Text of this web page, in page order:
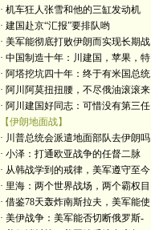
· 机车狂人张雪和他的三缸发动机
· 建国赴京“汇报”要排队哟
· 美军能彻底打败伊朗而实现长期战
· 中国制造十年：川建国，苹果，特
· 阿塔挖坑四十年：终于有米国总统
· 阿川阿莫扭扭腰，不尽俄油滚滚来
· 阿川建国好同志：可惜没有第三任
【伊朗地面战】
· 川普总统会派遣地面部队去伊朗吗
· 小泽：打通欧亚战争的任督二脉
· 从韩战学到的戒律，美军遵守至今
· 里海：两个世界战场，两个霸权目
· 借鉴78天轰炸南斯拉夫，美军能使
· 美伊战争：美军能否切断俄罗斯-